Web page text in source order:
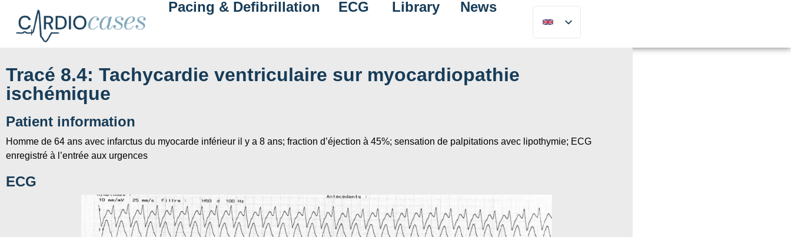
Pacing & Defibrillation ECG Library News
Tracé 8.4: Tachycardie ventriculaire sur myocardiopathie
ischémique
Patient information
Homme de 64 ans avec infarctus du myocarde inférieur il y a 8 ans; fraction d’éjection à 45%; sensation de palpitations avec lipothymie; ECG
enregistré à l’entrée aux urgences
ECG